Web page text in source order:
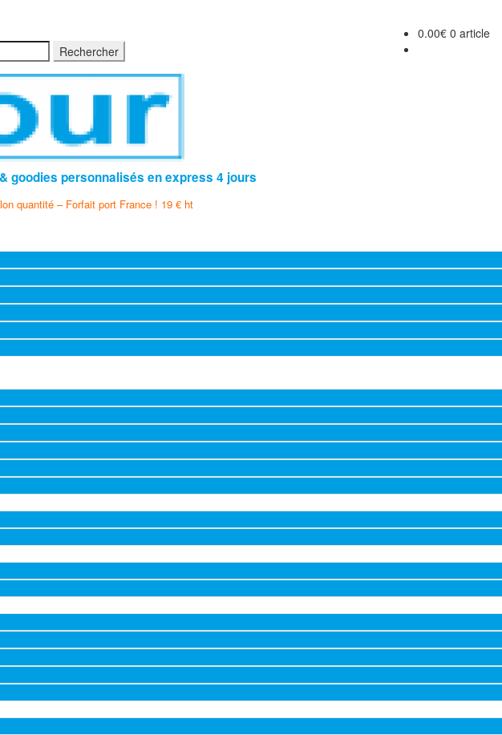
0.00€ 0 article
goodies personnalisés en express 4 jours
quantité – Forfait port France ! 19 € ht